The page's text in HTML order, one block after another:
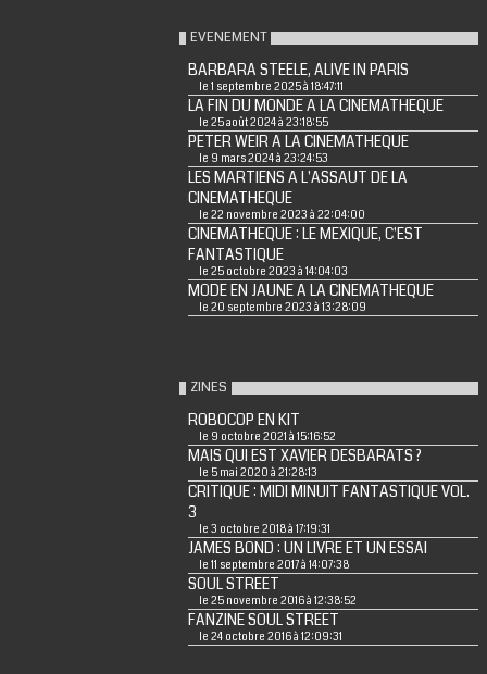
EVENEMENT
BARBARA STEELE, ALIVE IN PARIS
le 1 septembre 2025 à 18:47:11
LA FIN DU MONDE A LA CINEMATHEQUE
le 25 août 2024 à 23:18:55
PETER WEIR A LA CINEMATHEQUE
le 9 mars 2024 à 23:24:53
LES MARTIENS A L'ASSAUT DE LA
CINEMATHEQUE
le 22 novembre 2023 à 22:04:00
CINEMATHEQUE : LE MEXIQUE, C'EST
FANTASTIQUE
le 25 octobre 2023 à 14:04:03
MODE EN JAUNE A LA CINEMATHEQUE
le 20 septembre 2023 à 13:28:09
ZINES
ROBOCOP EN KIT
le 9 octobre 2021 à 15:16:52
MAIS QUI EST XAVIER DESBARATS ?
le 5 mai 2020 à 21:28:13
CRITIQUE : MIDI MINUIT FANTASTIQUE VOL.
3
le 3 octobre 2018 à 17:19:31
JAMES BOND : UN LIVRE ET UN ESSAI
le 11 septembre 2017 à 14:07:38
SOUL STREET
le 25 novembre 2016 à 12:38:52
FANZINE SOUL STREET
le 24 octobre 2016 à 12:09:31